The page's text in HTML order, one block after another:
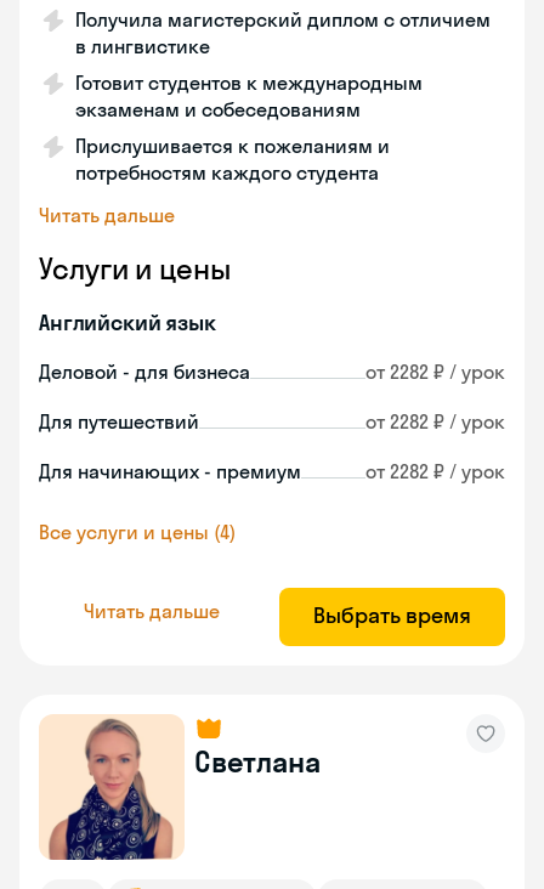
Получила магистерский диплом с отличием
в лингвистике
Готовит студентов к международным
экзаменам и собеседованиям
Прислушивается к пожеланиям и
потребностям каждого студента
Читать дальше
Услуги и цены
Английский язык
Деловой - для бизнеса от 2282 ₽ / урок
Для путешествий от 2282 ₽ / урок
Для начинающих - премиум от 2282 ₽ / урок
Все услуги и цены (4)
Читать дальше Выбрать время
Светлана